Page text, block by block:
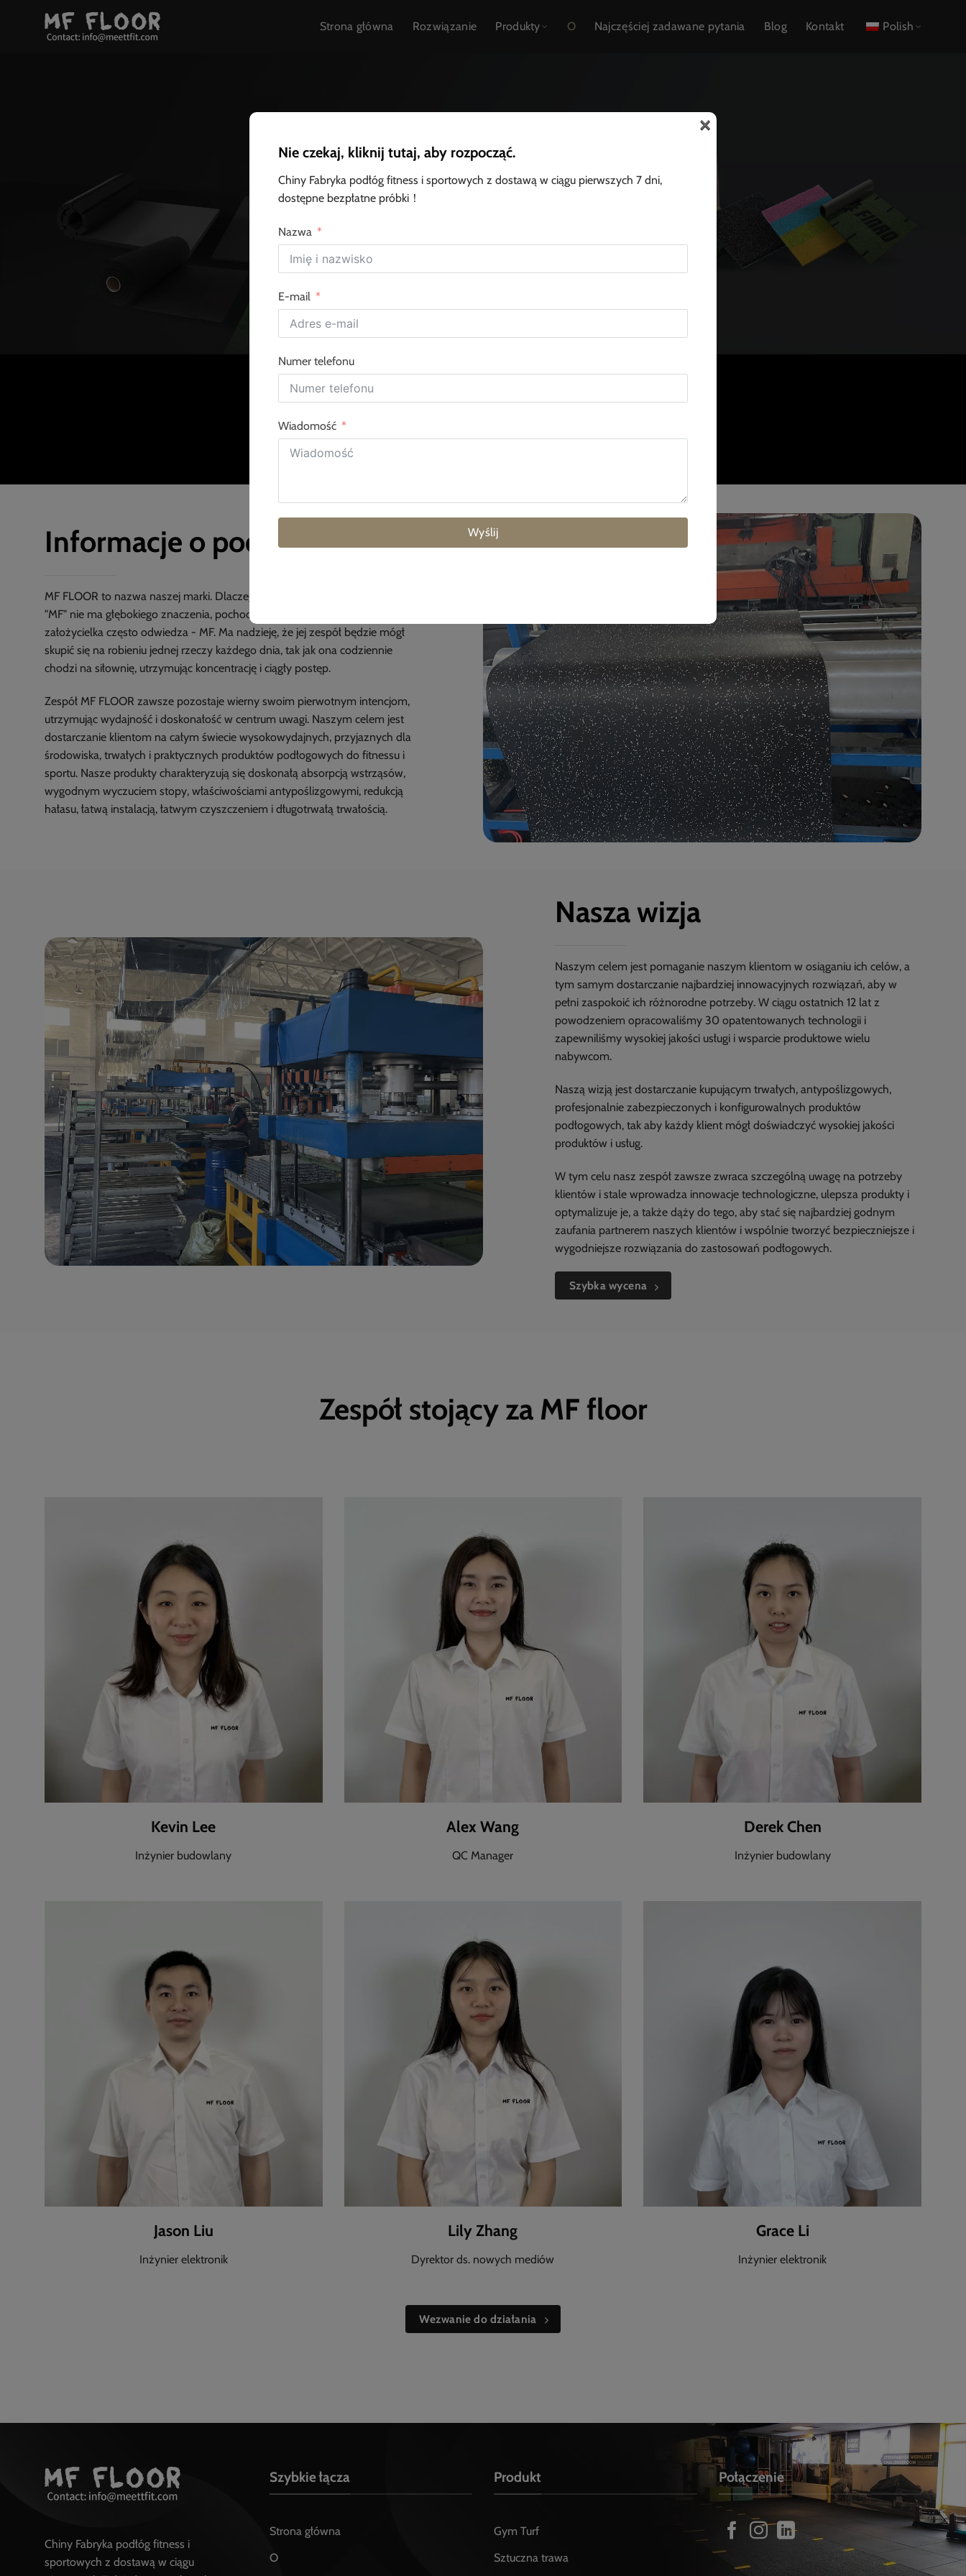
zawartości
Strona główna Rozwiązanie Produkty O Najczęściej zadawane pytania Blog Kontakt Polish
MF Floor - zaufany producent podłóg fitness i sportowych w Chinach
Informacje o podłodze MF
MF FLOOR to nazwa naszej marki. Dlaczego MF FLOOR? Chociaż nazwa
"MF" nie ma głębokiego znaczenia, pochodzi od nazwy siłowni, którą
założycielka często odwiedza - MF. Ma nadzieję, że jej zespół będzie mógł
skupić się na robieniu jednej rzeczy każdego dnia, tak jak ona codziennie
chodzi na siłownię, utrzymując koncentrację i ciągły postęp.
Zespół MF FLOOR zawsze pozostaje wierny swoim pierwotnym intencjom,
utrzymując wydajność i doskonałość w centrum uwagi. Naszym celem jest
dostarczanie klientom na całym świecie wysokowydajnych, przyjaznych dla
środowiska, trwałych i praktycznych produktów podłogowych do fitnessu i
sportu. Nasze produkty charakteryzują się doskonałą absorpcją wstrząsów,
wygodnym wyczuciem stopy, właściwościami antypoślizgowymi, redukcją
hałasu, łatwą instalacją, łatwym czyszczeniem i długotrwałą trwałością.
Nasza wizja
Naszym celem jest pomaganie naszym klientom w osiąganiu ich celów, a
tym samym dostarczanie najbardziej innowacyjnych rozwiązań, aby w
pełni zaspokoić ich różnorodne potrzeby. W ciągu ostatnich 12 lat z
powodzeniem opracowaliśmy 30 opatentowanych technologii i
zapewniliśmy wysokiej jakości usługi i wsparcie produktowe wielu
nabywcom.
Naszą wizją jest dostarczanie kupującym trwałych, antypoślizgowych,
profesjonalnie zabezpieczonych i konfigurowalnych produktów
podłogowych, tak aby każdy klient mógł doświadczyć wysokiej jakości
produktów i usług.
W tym celu nasz zespół zawsze zwraca szczególną uwagę na potrzeby
klientów i stale wprowadza innowacje technologiczne, ulepsza produkty i
optymalizuje je, a także dąży do tego, aby stać się najbardziej godnym
zaufania partnerem naszych klientów i wspólnie tworzyć bezpieczniejsze i
wygodniejsze rozwiązania do zastosowań podłogowych.
Szybka wycena
Zespół stojący za MF floor
Kevin Lee
Inżynier budowlany
Alex Wang
QC Manager
Derek Chen
Inżynier budowlany
Jason Liu
Inżynier elektronik
Lily Zhang
Dyrektor ds. nowych mediów
Grace Li
Inżynier elektronik
Wezwanie do działania
Chiny Fabryka podłóg fitness i
sportowych z dostawą w ciągu
Szybkie łącza
Strona główna
O
Produkt
Gym Turf
Sztuczna trawa
Połączenie
Nie czekaj, kliknij tutaj, aby rozpocząć.
Chiny Fabryka podłóg fitness i sportowych z dostawą w ciągu pierwszych 7 dni,
dostępne bezpłatne próbki！
Nazwa
E-mail
Numer telefonu
Wiadomość
Wyślij
×